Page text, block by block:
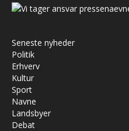
Seneste nyheder
Politik
Erhverv
Kultur
Sport
Navne
Landsbyer
Debat